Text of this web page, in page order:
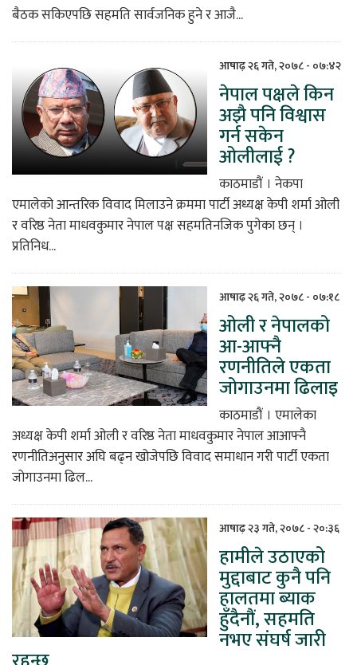
बैठक सकिएपछि सहमति सार्वजनिक हुने र आजै...
आषाढ़ २६ गते, २०७८ - ०७:४२
नेपाल पक्षले किन
अझै पनि विश्वास
गर्न सकेन
ओलीलाई ?
काठमाडौं । नेकपा
एमालेको आन्तरिक विवाद मिलाउने क्रममा पार्टी अध्यक्ष केपी शर्मा ओली
र वरिष्ठ नेता माधवकुमार नेपाल पक्ष सहमतिनजिक पुगेका छन् ।
प्रतिनिध...
आषाढ़ २६ गते, २०७८ - ०७:१८
ओली र नेपालको
आ-आफ्नै
रणनीतिले एकता
जोगाउनमा ढिलाइ
काठमाडौं । एमालेका
अध्यक्ष केपी शर्मा ओली र वरिष्ठ नेता माधवकुमार नेपाल आआफ्नै
रणनीतिअनुसार अघि बढ्न खोजेपछि विवाद समाधान गरी पार्टी एकता
जोगाउनमा ढिल...
आषाढ़ २३ गते, २०७८ - २०:३६
हामीले उठाएको
मुद्दाबाट कुनै पनि
हालतमा ब्याक
हुँदैनौं, सहमति
नभए संघर्ष जारी